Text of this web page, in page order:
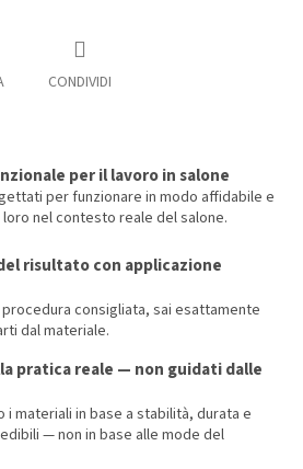
CONDIVIDI
per il lavoro in salone
per funzionare in modo affidabile e
nel contesto reale del salone.
risultato con applicazione
consigliata, sai esattamente
dal materiale.
pratica reale — non guidati dalle
i materiali in base a stabilità, durata e
— non in base alle mode del